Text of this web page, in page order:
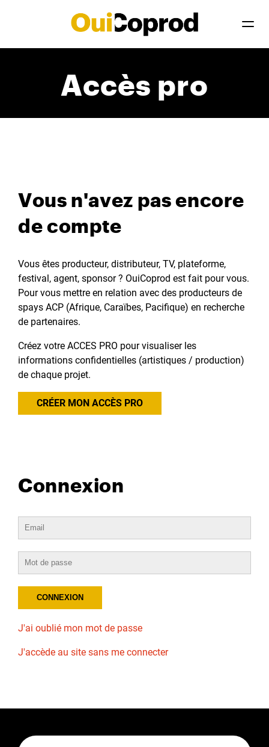
Accès pro
Vous n'avez pas encore
de compte
Vous êtes producteur, distributeur, TV, plateforme,
festival, agent, sponsor ? OuiCoprod est fait pour vous.
Pour vous mettre en relation avec des producteurs de
spays ACP (Afrique, Caraïbes, Pacifique) en recherche
de partenaires.
Créez votre ACCES PRO pour visualiser les
informations confidentielles (artistiques / production)
de chaque projet.
CRÉER MON ACCÈS PRO
Connexion
J'ai oublié mon mot de passe
J'accède au site sans me connecter